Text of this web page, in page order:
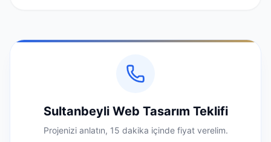
Sultanbeyli Web Tasarım Teklifi
Projenizi anlatın, 15 dakika içinde fiyat verelim.